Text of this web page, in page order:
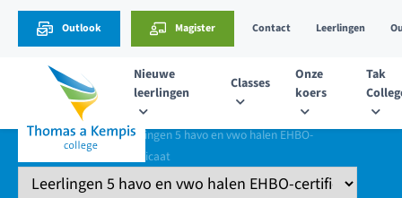
Outlook Magister Contact Leerlingen
Nieuwe
leerlingen
Classes
Onze
koers
Tak
Nieuws
Leerlingen 5 havo en vwo halen EHBO-
certificaat